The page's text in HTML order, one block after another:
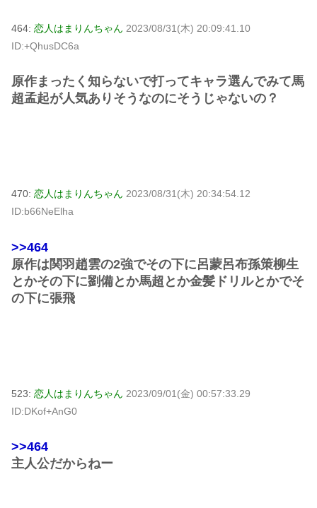
464: 恋人はまりんちゃん 2023/08/31(木) 20:09:41.10
ID:+QhusDC6a
原作まったく知らないで打ってキャラ選んでみて馬
超孟起が人気ありそうなのにそうじゃないの？
470: 恋人はまりんちゃん 2023/08/31(木) 20:34:54.12
ID:b66NeElha
>>464
原作は関羽趙雲の2強でその下に呂蒙呂布孫策柳生
とかその下に劉備とか馬超とか金髪ドリルとかでそ
の下に張飛
523: 恋人はまりんちゃん 2023/09/01(金) 00:57:33.29
ID:DKof+AnG0
>>464
主人公だからねー